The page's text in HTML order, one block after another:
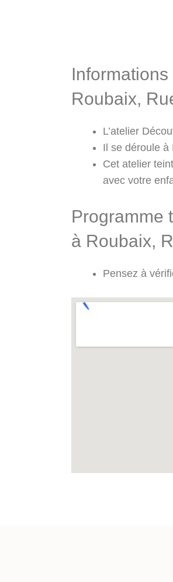
Roubaix,
L’atelier
Il se déroule à
Cet atelier
avec votre
Programme
à Roubaix,
Pensez à